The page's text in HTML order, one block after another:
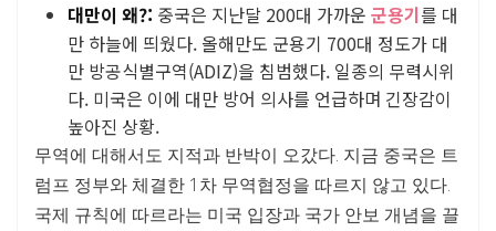
대만이 왜?: 중국은 지난달 200대 가까운 군용기를 대
만 하늘에 띄웠다. 올해만도 군용기 700대 정도가 대
만 방공식별구역(ADIZ)을 침범했다. 일종의 무력시위
다. 미국은 이에 대만 방어 의사를 언급하며 긴장감이
높아진 상황.
무역에 대해서도 지적과 반박이 오갔다. 지금 중국은 트
럼프 정부와 체결한 1차 무역협정을 따르지 않고 있다.
국제 규칙에 따르라는 미국 입장과 국가 안보 개념을 끌